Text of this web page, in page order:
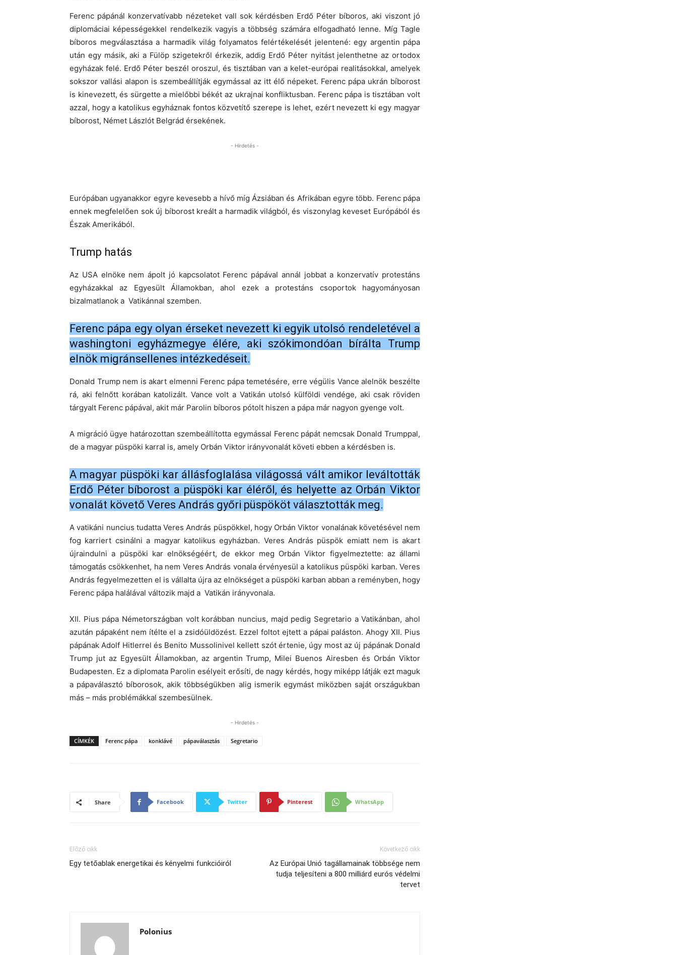
Ferenc pápánál konzervatívabb nézeteket vall sok kérdésben Erdő Péter bíboros, aki viszont jó
diplomáciai képességekkel rendelkezik vagyis a többség számára elfogadható lenne. Míg Tagle
bíboros megválasztása a harmadik világ folyamatos felértékelését jelentené: egy argentin pápa
után egy másik, aki a Fülöp szigetekről érkezik, addig Erdő Péter nyitást jelenthetne az ortodox
egyházak felé. Erdő Péter beszél oroszul, és tisztában van a kelet-európai realitásokkal, amelyek
sokszor vallási alapon is szembeállítják egymással az itt élő népeket. Ferenc pápa ukrán bíborost
is kinevezett, és sürgette a mielőbbi békét az ukrajnai konfliktusban. Ferenc pápa is tisztában volt
azzal, hogy a katolikus egyháznak fontos közvetítő szerepe is lehet, ezért nevezett ki egy magyar
bíborost, Német Lászlót Belgrád érsekének.
- Hirdetés -
Európában ugyanakkor egyre kevesebb a hívő míg Ázsiában és Afrikában egyre több. Ferenc pápa
ennek megfelelően sok új bíborost kreált a harmadik világból, és viszonylag keveset Európából és
Észak Amerikából.
Trump hatás
Az USA elnöke nem ápolt jó kapcsolatot Ferenc pápával annál jobbat a konzervatív protestáns
egyházakkal az Egyesült Államokban, ahol ezek a protestáns csoportok hagyományosan
bizalmatlanok a Vatikánnal szemben.
Ferenc pápa egy olyan érseket nevezett ki egyik utolsó rendeletével a
washingtoni egyházmegye élére, aki szókimondóan bírálta Trump
elnök migránsellenes intézkedéseit.
Donald Trump nem is akart elmenni Ferenc pápa temetésére, erre végülis Vance alelnök beszélte
rá, aki felnőtt korában katolizált. Vance volt a Vatikán utolsó külföldi vendége, aki csak röviden
tárgyalt Ferenc pápával, akit már Parolin bíboros pótolt hiszen a pápa már nagyon gyenge volt.
A migráció ügye határozottan szembeállította egymással Ferenc pápát nemcsak Donald Trumppal,
de a magyar püspöki karral is, amely Orbán Viktor irányvonalát követi ebben a kérdésben is.
A magyar püspöki kar állásfoglalása világossá vált amikor leváltották
Erdő Péter bíborost a püspöki kar éléről, és helyette az Orbán Viktor
vonalát követő Veres András győri püspököt választották meg.
A vatikáni nuncius tudatta Veres András püspökkel, hogy Orbán Viktor vonalának követésével nem
fog karriert csinálni a magyar katolikus egyházban. Veres András püspök emiatt nem is akart
újraindulni a püspöki kar elnökségéért, de ekkor meg Orbán Viktor figyelmeztette: az állami
támogatás csökkenhet, ha nem Veres András vonala érvényesül a katolikus püspöki karban. Veres
András fegyelmezetten el is vállalta újra az elnökséget a püspöki karban abban a reményben, hogy
Ferenc pápa halálával változik majd a Vatikán irányvonala.
XII. Pius pápa Németországban volt korábban nuncius, majd pedig Segretario a Vatikánban, ahol
azután pápaként nem ítélte el a zsidóüldözést. Ezzel foltot ejtett a pápai paláston. Ahogy XII. Pius
pápának Adolf Hitlerrel és Benito Mussolinivel kellett szót értenie, úgy most az új pápának Donald
Trump jut az Egyesült Államokban, az argentin Trump, Milei Buenos Airesben és Orbán Viktor
Budapesten. Ez a diplomata Parolin esélyeit erősíti, de nagy kérdés, hogy miképp látják ezt maguk
a pápaválasztó bíborosok, akik többségükben alig ismerik egymást miközben saját országukban
más – más problémákkal szembesülnek.
- Hirdetés -
CÍMKÉK Ferenc pápa konklávé pápaválasztás Segretario
Share Facebook Twitter Pinterest WhatsApp
Előző cikk
Egy tetőablak energetikai és kényelmi funkcióiról
Következő cikk
Az Európai Unió tagállamainak többsége nem
tudja teljesíteni a 800 milliárd eurós védelmi
tervet
Polonius